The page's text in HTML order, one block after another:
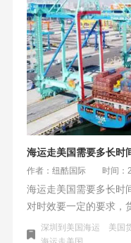
信誉口碑、服务范围与
运的时效一般在2-4周
合自己的美国海运公司
与公司沟通并参考评价
注意合同条款、货物保
之，选择可靠的美国货
货物的安全与时效性。
海运走美国需要多长时
作者：纽酷国际 时间：
海运走美国需要多长时
对时效要一定的要求，
机。拿美西一些比较常
是非常急的情况下，最
深圳到美国海运 美国